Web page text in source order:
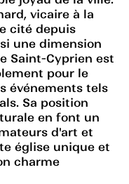
vicaire à la
cité depuis
une dimension
Saint-Cyprien est
pour le
événements tels
Sa position
en font un
d'art et
église unique et
charme